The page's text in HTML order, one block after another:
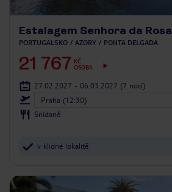
Estalagem Senhora da Rosa
PORTUGALSKO AZORY PONTA DELGADA
21 767 KČ
OSOBA
27.02.2027 - 06.03.2027 (7 nocí)
Praha (12:30)
Snídaně
v klidné lokalitě